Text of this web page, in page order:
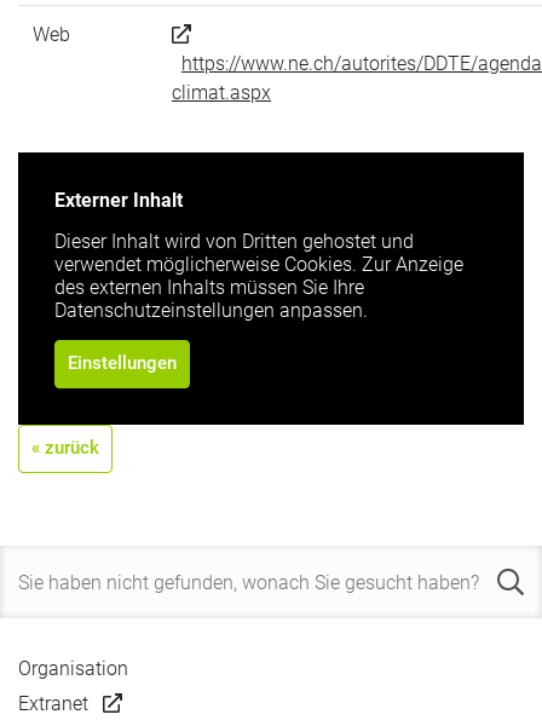
Web
https://www.ne.ch/autorites/DDTE/
climat.aspx
Externer Inhalt
Dieser Inhalt wird von Dritten gehostet und
verwendet möglicherweise Cookies. Zur Anzeige
des externen Inhalts müssen Sie Ihre
Datenschutzeinstellungen anpassen.
Einstellungen
« zurück
Organisation
Extranet